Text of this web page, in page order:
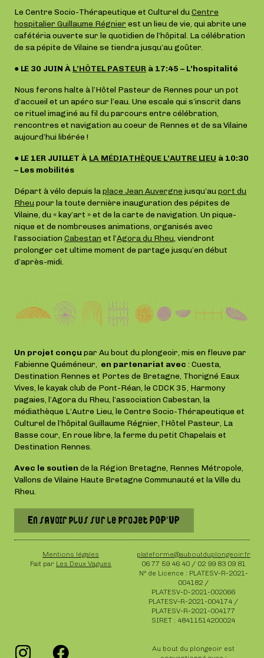
Le Centre Socio-Thérapeutique et Culturel duCentre
hospitalier Guillaume Régnier est un lieu de vie, qui abrite une
cafétéria ouverte sur le quotidien de l’hôpital. La célébration
de sa pépite de Vilaine se tiendra jusqu’au goûter.
● LE 30 JUIN À L’HÔTEL PASTEUR à 17:45 – L’hospitalité
Nous ferons halte à l’Hôtel Pasteur de Rennes pour un pot
d’accueil et un apéro sur l’eau. Une escale qui s’inscrit dans
ce rituel imaginé au fil du parcours entre célébration,
rencontres et navigation au coeur de Rennes et de sa Vilaine
aujourd’hui libérée !
● LE 1ER JUILLET À LA MÉDIATHÈQUE L’AUTRE LIEU à 10:30
– Les mobilités
Départ à vélo depuis laplace Jean Auvergne jusqu’auport du
Rheupour la toute dernière inauguration des pépites de
Vilaine, du « kay’art » et de la carte de navigation. Un pique-
nique et de nombreuses animations, organisés avec
l’association Cabestan et l’Agora du Rheu, viendront
prolonger cet ultime moment de partage jusqu’en début
d’après-midi.
Un projet conçupar Au bout du plongeoir, mis en fleuve par
Fabienne Quéméneur, en partenariat avec : Cuesta,
Destination Rennes et Portes de Bretagne, Thorigné Eaux
Vives, le kayak club de Pont-Réan, le CDCK 35, Harmony
pagaies, l’Agora du Rheu, l’association Cabestan, la
médiathèque L’Autre Lieu, le Centre Socio-Thérapeutique et
Culturel de l’hôpital Guillaume Régnier, l’Hôtel Pasteur, La
Basse cour, En roue libre, la ferme du petit Chapelais et
Destination Rennes.
Avec le soutien de la Région Bretagne, Rennes Métropole,
Vallons de Vilaine Haute Bretagne Communauté et la Ville du
Rheu.
En savoir plus sur le projet POP’UP
Mentions légales
Fait par Les Deux Vagues
plateforme@auboutduplongeoir.fr
06 77 59 46 40 / 02 99 83 09 81
N° de Licence : PLATESV-R-2021-
004182 /
PLATESV-D-2021-002066
PLATESV-R-2021-004174 /
PLATESV-R-2021-004177
SIRET : 48411514200024
Au bout du plongeoir est